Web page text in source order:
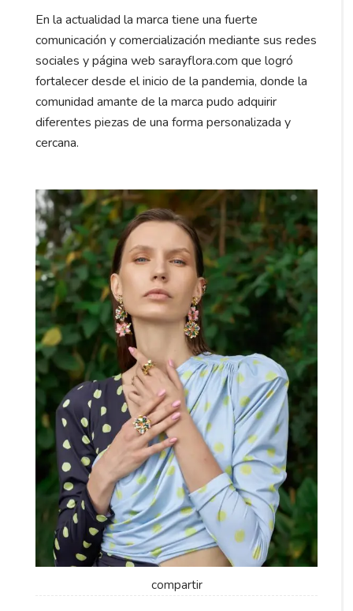
En la actualidad la marca tiene una fuerte
comunicación y comercialización mediante sus redes
sociales y página web sarayflora.com que logró
fortalecer desde el inicio de la pandemia, donde la
comunidad amante de la marca pudo adquirir
diferentes piezas de una forma personalizada y
cercana.
compartir